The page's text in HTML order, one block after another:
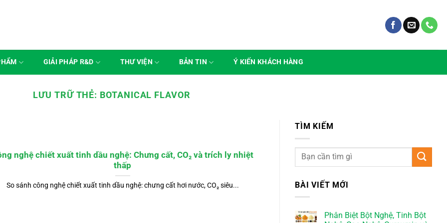
GIẢI PHÁP R&D THƯ VIỆN BẢN TIN Ý KIẾN KHÁCH HÀNG
LƯU TRỮ THẺ: BOTANICAL FLAVOR
nghệ chiết xuất tinh dầu nghệ: Chưng cất, CO₂ và trích ly nhiệt
thấp
So sánh công nghệ chiết xuất tinh dầu nghệ: chưng cất hơi nước, CO₂ siêu...
TÌM KIẾM
BÀI VIẾT MỚI
Phân Biệt Bột Nghệ, Tinh Bột